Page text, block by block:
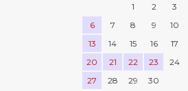
1
2 3
6
7 8 9 10
13
14 15 16 17
20
21 22 23 24
27
28 29 30